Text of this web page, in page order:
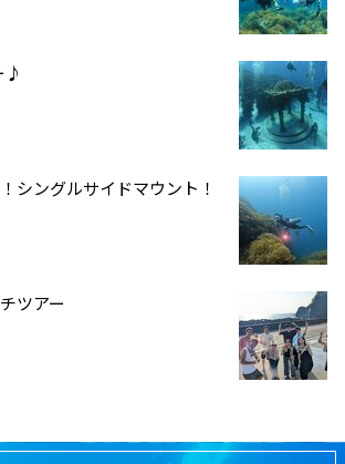
♪
シングルサイドマウント！
ツアー